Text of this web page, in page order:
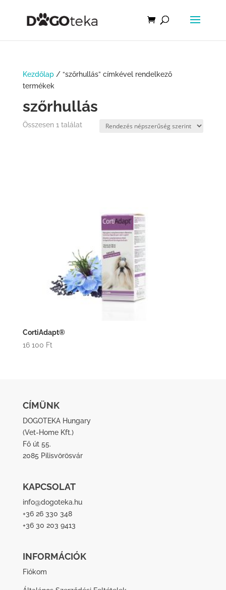
Kezdőlap/ “szőrhullás” címkével rendelkező
termékek
szőrhullás
Összesen 1 találat
CortiAdapt®
16 100 Ft
CÍMÜNK
DOGOTEKA Hungary
(Vet-Home Kft.)
Fő út 55.
2085 Pilisvörösvár
KAPCSOLAT
info@dogoteka.hu
+36 26 330 348
+36 30 203 9413
INFORMÁCIÓK
Fiókom